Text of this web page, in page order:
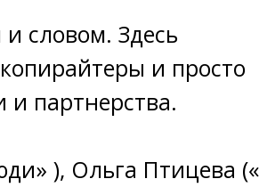
словом. Здесь
и просто
партнерства.
), Ольга Птицева